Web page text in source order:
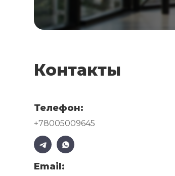
Контакты
Телефон:
+78005009645
Email: